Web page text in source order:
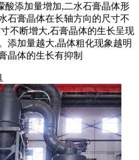
酸添加量增加,二水石膏晶体形
石膏晶体在长轴方向的尺寸不
不断增大,石膏晶体的生长呈现
添加量越大,晶体粗化现象越明
晶体的生长有抑制